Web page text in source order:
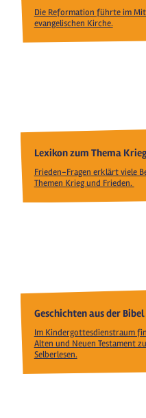
Die Reformation führte im
evangelischen Kirche.
Lexikon zum Thema
Frieden-Fragen erklärt viele
Themen Krieg und Frieden.
Geschichten aus der Bibel
Im Kindergottesdienstraum
Alten und Neuen Testament
Selberlesen.